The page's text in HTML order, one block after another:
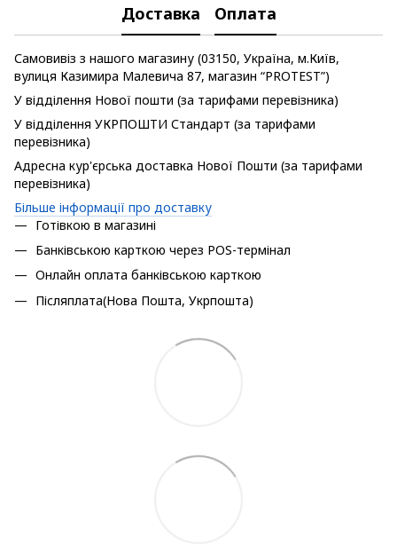
Доставка Оплата
Самовивіз з нашого магазину (03150, Україна, м.Київ,
вулиця Казимира Малевича 87, магазин “PROTEST”)
У відділення Нової пошти (за тарифами перевізника)
У відділення УКРПОШТИ Стандарт (за тарифами
перевізника)
Адресна кур'єрська доставка Нової Пошти (за тарифами
перевізника)
Більше інформації про доставку
Готівкою в магазині
Банківською карткою через POS-термінал
Онлайн оплата банківською карткою
Післяплата(Нова Пошта, Укрпошта)